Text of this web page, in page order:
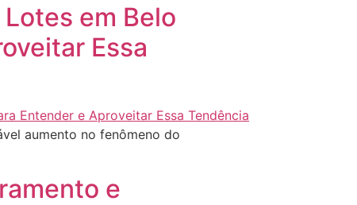
em Belo
Essa
aumento no fenômeno do
e